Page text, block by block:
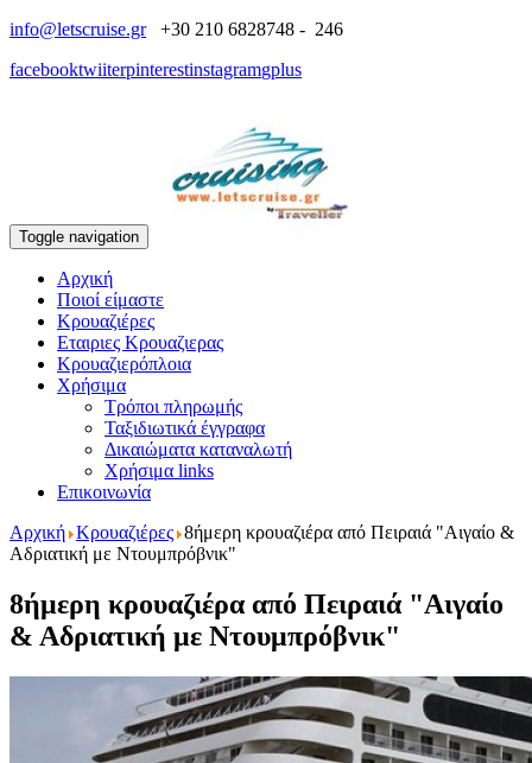
info@letscruise.gr
+30 210 6828748 - 246
facebooktwiiterpinterestinstagramgplus
Toggle navigation
Αρχική
Ποιοί είμαστε
Κρουαζιέρες
Εταιριες Κρουαζιερας
Κρουαζιερόπλοια
Χρήσιμα
Τρόποι πληρωμής
Ταξιδιωτικά έγγραφα
Δικαιώματα καταναλωτή
Χρήσιμα links
Επικοινωνία
Αρχική Κρουαζιέρες 8ήμερη κρουαζιέρα από Πειραιά "Αιγαίο &
Αδριατική με Ντουμπρόβνικ"
8ήμερη κρουαζιέρα από Πειραιά "Αιγαίο
& Αδριατική με Ντουμπρόβνικ"